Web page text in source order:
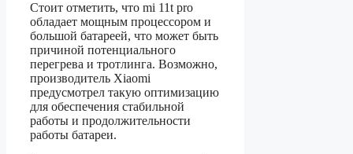
Стоит отметить, что mi 11t pro
обладает мощным процессором и
большой батареей, что может быть
причиной потенциального
перегрева и тротлинга. Возможно,
производитель Xiaomi
предусмотрел такую оптимизацию
для обеспечения стабильной
работы и продолжительности
работы батареи.